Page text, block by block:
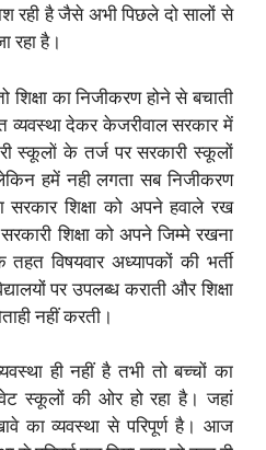
रही है जैसे अभी पिछले दो सालों से
रहा है।
शिक्षा का निजीकरण होने से बचाती
व्यवस्था देकर केजरीवाल सरकार में
स्कूलों के तर्ज पर सरकारी स्कूलों
हमें नही लगता सब निजीकरण
सरकार शिक्षा को अपने हवाले रख
शिक्षा को अपने जिम्मे रखना
विषयवार अध्यापकों की भर्ती
पर उपलब्ध कराती और शिक्षा
नहीं करती।
ही नहीं है तभी तो बच्चों का
स्कूलों की ओर हो रहा है। जहां
का व्यवस्था से परिपूर्ण है। आज